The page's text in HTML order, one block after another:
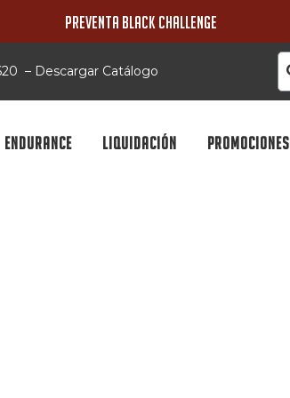
PREVENTA BLACK CHALLENGE
– Descargar Catálogo
ENDURANCE LIQUIDACIÓN PROMOCIONES